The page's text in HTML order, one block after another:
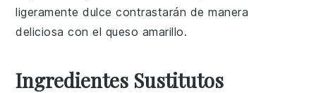
ligeramente dulce contrastarán de manera
deliciosa con el queso amarillo.
Ingredientes Sustitutos